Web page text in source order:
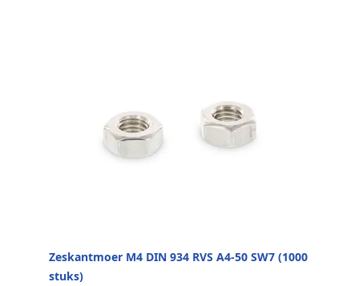
Zeskantmoer M4 DIN 934 RVS A4-50 SW7 (1000
stuks)